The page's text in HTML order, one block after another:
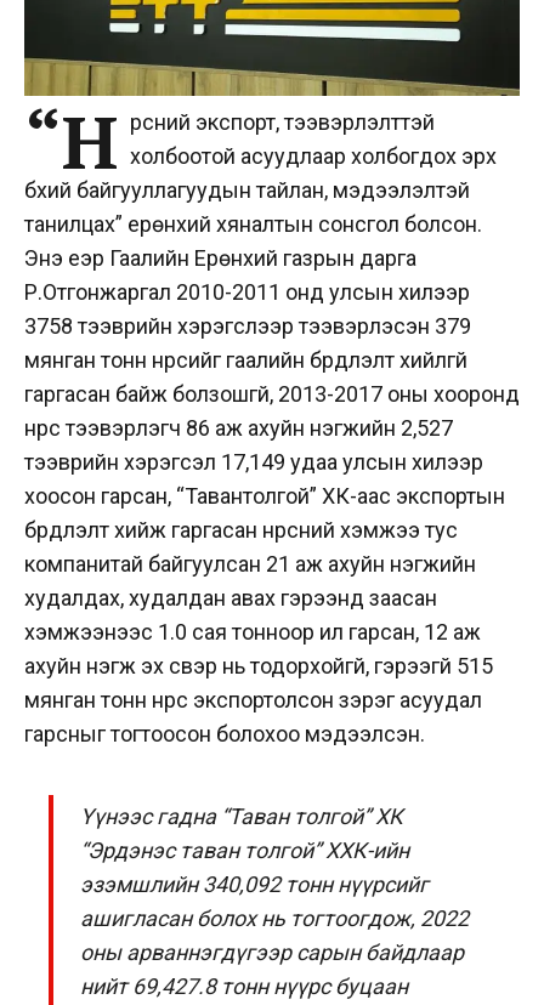
“Н үүрсний экспорт, тээвэрлэлттэй
холбоотой асуудлаар холбогдох эрх
бүхий байгууллагуудын тайлан, мэдээлэлтэй
танилцах” ерөнхий хяналтын сонсгол болсон.
Энэ үеэр Гаалийн Ерөнхий газрын дарга
Р.Отгонжаргал 2010-2011 онд улсын хилээр
3758 тээврийн хэрэгслээр тээвэрлэсэн 379
мянган тонн нүүрсийг гаалийн бүрдүүлэлт хийлгүй
гаргасан байж болзошгүй, 2013-2017 оны хооронд
нүүрс тээвэрлэгч 86 аж ахуйн нэгжийн 2,527
тээврийн хэрэгсэл 17,149 удаа улсын хилээр
хоосон гарсан, “Тавантолгой” ХК-аас экспортын
бүрдүүлэлт хийж гаргасан нүүрсний хэмжээ тус
компанитай байгуулсан 21 аж ахуйн нэгжийн
худалдах, худалдан авах гэрээнд заасан
хэмжээнээс 1.0 сая тонноор илүү гарсан, 12 аж
ахуйн нэгж эх үүсвэр нь тодорхойгүй, гэрээгүй 515
мянган тонн нүүрс экспортолсон зэрэг асуудал
гарсныг тогтоосон болохоо мэдээлсэн.
Үүнээс гадна “Таван толгой” ХК
“Эрдэнэс таван толгой” ХХК-ийн
эзэмшлийн 340,092 тонн нүүрсийг
ашигласан болох нь тогтоогдож, 2022
оны арваннэгдүгээр сарын байдлаар
нийт 69,427.8 тонн нүүрс буцаан